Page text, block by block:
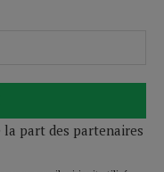
la part des partenaires